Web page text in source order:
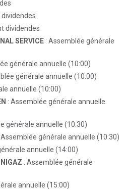
dividendes
SERVICE : Assemblée générale
générale annuelle (10:00)
générale annuelle (10:00)
annuelle (10:00)
: Assemblée générale annuelle
générale annuelle (10:30)
Assemblée générale annuelle (10:30)
annuelle (14:00)
: Assemblée générale
annuelle (15:00)